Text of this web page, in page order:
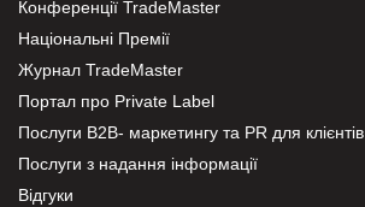
Конференції TradeMaster
Національні Премії
Журнал TradeMaster
Портал про Private Label
Послуги В2В- маркетингу та PR для клієнтів
Послуги з надання інформації
Відгуки